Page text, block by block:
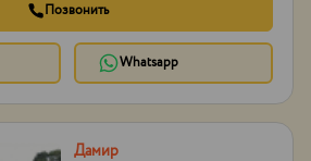
Позвонить
Whatsapp
Дамир